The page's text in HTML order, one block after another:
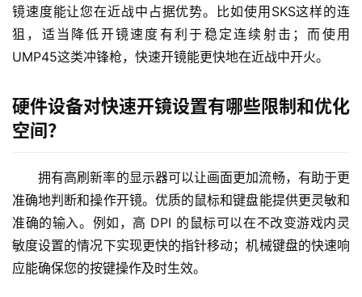
镜速度能让您在近战中占据优势。比如使用SKS这样的连
狙，适当降低开镜速度有利于稳定连续射击；而使用
UMP45这类冲锋枪，快速开镜能更快地在近战中开火。
硬件设备对快速开镜设置有哪些限制和优化
空间？
拥有高刷新率的显示器可以让画面更加流畅，有助于更
准确地判断和操作开镜。优质的鼠标和键盘能提供更灵敏和
准确的输入。例如，高 DPI 的鼠标可以在不改变游戏内灵
敏度设置的情况下实现更快的指针移动；机械键盘的快速响
应能确保您的按键操作及时生效。